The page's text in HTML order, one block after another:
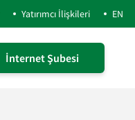
Yatırımcı İlişkileri EN
İnternet Şubesi